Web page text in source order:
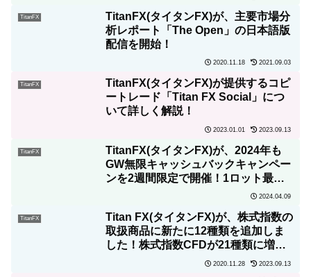
TitanFX
TitanFX(タイタンFX)が、主要市場分
析レポート「The Open」の日本語版
配信を開始！
2020.11.18 2021.09.03
TitanFX
TitanFX(タイタンFX)が提供するコピ
ートレード「Titan FX Social」につ
いて詳しく解説！
2023.01.01 2023.09.13
TitanFX
TitanFX(タイタンFX)が、2024年も
GW無限キャッシュバックキャンペー
ンを2週間限定で開催！1ロット最大
2024.04.09
TitanFX
Titan FX(タイタンFX)が、株式指数の
取扱商品に新たに12種類を追加しま
した！株式指数CFDが21種類に増
2020.11.28 2023.09.13